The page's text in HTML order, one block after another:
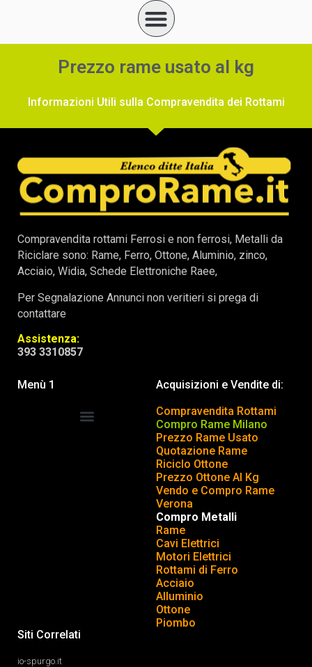
Prezzo rame usato al kg
Informazioni Utili sulla Compravendita dei Rottami
Compravendita rottami Ferrosi e non ferrosi, Metalli da
Riciclare sono: Rame, Ferro, Ottone, Aluminio, zinco,
Acciaio, Widia, Schede Elettroniche Raee,
Per Segnalazione Annunci non veritieri si prega di
contattare
Assistenza:
393 3310857
Menù 1
Acquisizioni e Vendite di:
Compravendita Rottami
Compro Rame Milano
Prezzo Rame Usato
Quotazione Rame
Riciclo Ottone
Prezzo Ottone Al Kg
Vendo e Compro Rame
Verona
Compro Metalli
Rame
Cavi Elettrici
Motori Elettrici
Rottami di Ferro
Acciaio
Alluminio
Ottone
Piombo
Siti Correlati
io-spurgo.it